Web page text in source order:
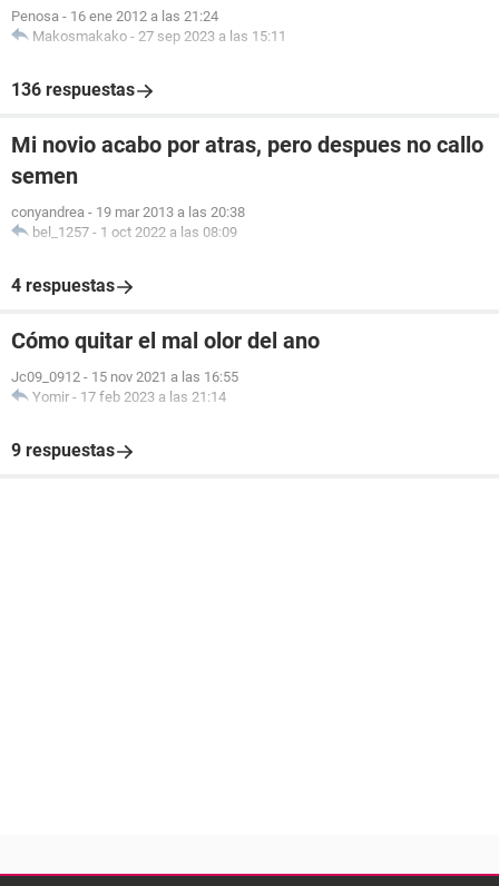
Penosa - 16 ene 2012 a las 21:24
Makosmakako - 27 sep 2023 a las 15:11
136 respuestas
Mi novio acabo por atras, pero despues no callo
semen
conyandrea - 19 mar 2013 a las 20:38
bel_1257 - 1 oct 2022 a las 08:09
4 respuestas
Cómo quitar el mal olor del ano
Jc09_0912 - 15 nov 2021 a las 16:55
Yomir - 17 feb 2023 a las 21:14
9 respuestas